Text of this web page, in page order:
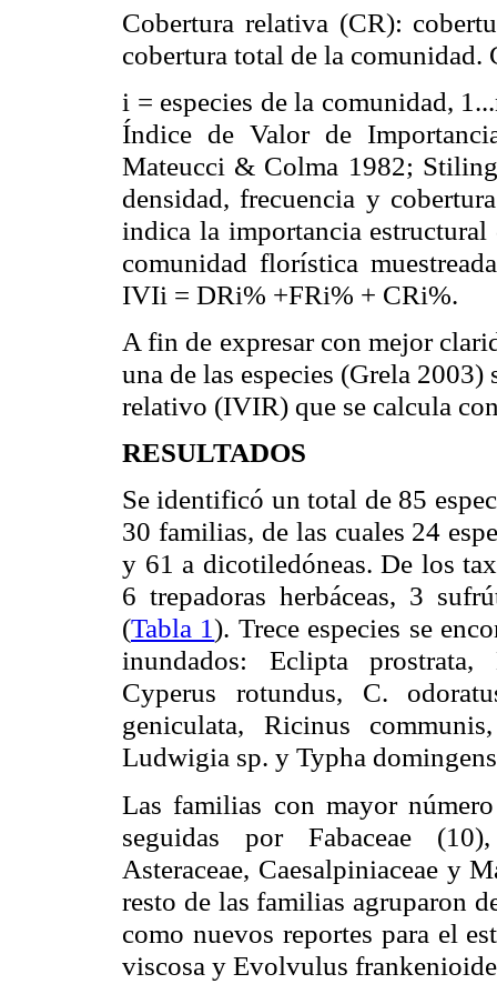
Cobertura relativa (CR):
cobertura total de la
i = especies de la comunidad,
Índice de Valor de
Mateucci & Colma 1982;
densidad, frecuencia y
indica la importancia
comunidad florística
IVIi = DRi% +FRi% + CRi%.
A fin de expresar con mejor
una de las especies (Grela
relativo (IVIR) que se calcula
RESULTADOS
Se identificó un total de 85
30 familias, de las cuales 24
y 61 a dicotiledóneas. De los
6 trepadoras herbáceas, 3
(Tabla 1). Trece especies se
inundados: Eclipta
Cyperus rotundus, C.
geniculata, Ricinus
Ludwigia sp. y Typha
Las familias con mayor
seguidas por Fabaceae
Asteraceae, Caesalpiniaceae y
resto de las familias agruparon
como nuevos reportes para el
viscosa y Evolvulus